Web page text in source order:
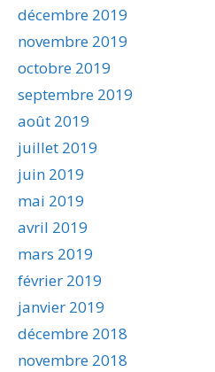
décembre 2019
novembre 2019
octobre 2019
septembre 2019
août 2019
juillet 2019
juin 2019
mai 2019
avril 2019
mars 2019
février 2019
janvier 2019
décembre 2018
novembre 2018